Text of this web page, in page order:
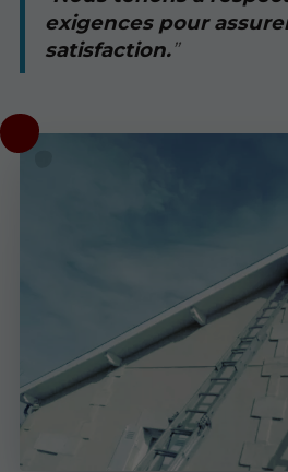
exigences pour
satisfaction.